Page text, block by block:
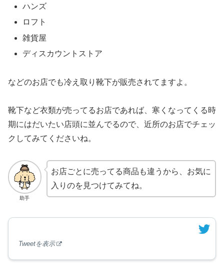
ハンズ
ロフト
雑貨屋
ディスカウントストア
などのお店でも冷え取り靴下が販売されてますよ。
靴下など衣類が売ってるお店であれば、寒くなってくる時
期にはだいたい店頭に並んでるので、近所のお店でチェッ
クしてみてくださいね。
助手
お店ごとに売ってる商品も違うから、お気に
入りのを見つけてみてね。
Tweetを表示